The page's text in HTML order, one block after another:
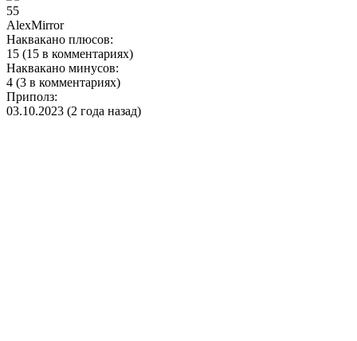
55
AlexMirror
Наквакано плюсов:
15 (15 в комментариях)
Наквакано минусов:
4 (3 в комментариях)
Приполз:
03.10.2023 (2 года назад)